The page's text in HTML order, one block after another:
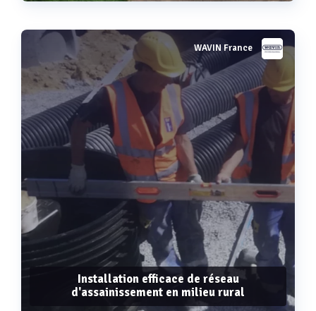
Voir plus WAVIN France
Installation efficace de réseau
d'assainissement en milieu rural